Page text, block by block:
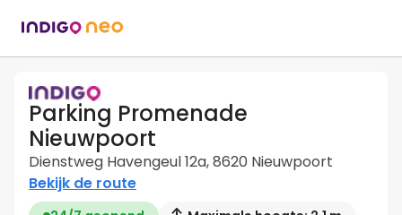
Parking Promenade
Nieuwpoort
Dienstweg Havengeul 12a, 8620 Nieuwpoort
Bekijk de route